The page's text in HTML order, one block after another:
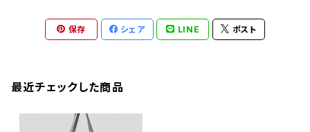
保存 シェア LINE ポスト
最近チェックした商品